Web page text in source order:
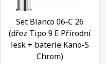
Set Blanco 06-C 26
(dřez Tipo 9 E Přírodní
lesk + baterie Kano-S
Chrom)